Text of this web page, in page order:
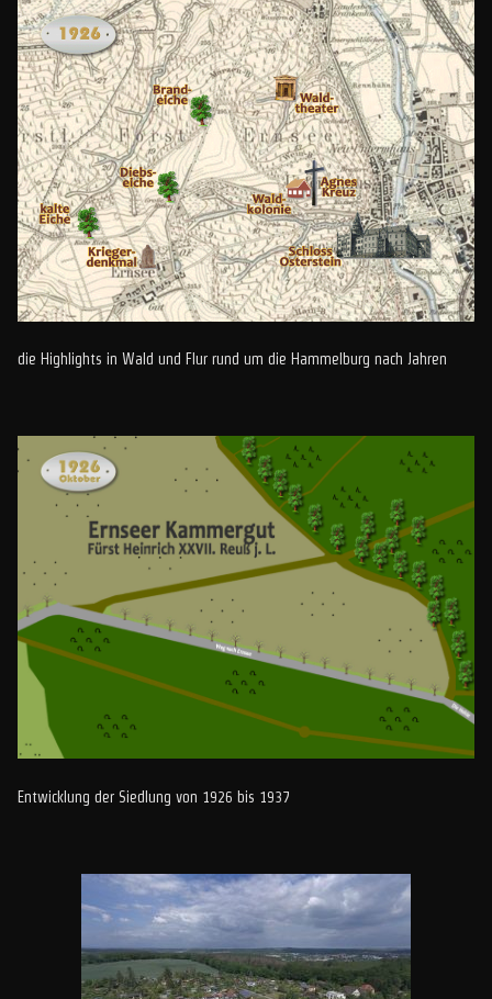
die Highlights in Wald und Flur rund um die Hammelburg nach Jahren
Entwicklung der Siedlung von 1926 bis 1937